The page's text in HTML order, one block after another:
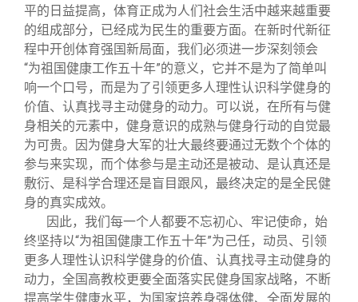
平的日益提高，体育正成为人们社会生活中越来越重要
的组成部分，已经成为民生的重要方面。在新时代新征
程中开创体育强国新局面，我们必须进一步深刻领会
“为祖国健康工作五十年”的意义，它并不是为了简单叫
响一个口号，而是为了引领更多人理性认识科学健身的
价值、认真找寻主动健身的动力。可以说，在所有与健
身相关的元素中，健身意识的成熟与健身行动的自觉最
为可贵。因为健身大军的壮大最终要通过无数个个体的
参与来实现，而个体参与是主动还是被动、是认真还是
敷衍、是科学合理还是盲目跟风，最终决定的是全民健
身的真实成效。
因此，我们每一个人都要不忘初心、牢记使命，始
终坚持以“为祖国健康工作五十年”为己任，动员、引领
更多人理性认识科学健身的价值、认真找寻主动健身的
动力，全国高教校更要全面落实民健身国家战略，不断
提高学生健康水平，为国家培养身强体健、全面发展的